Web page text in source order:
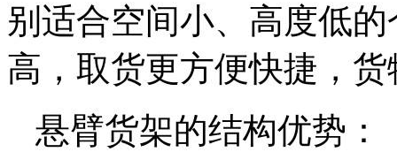
别适合空间小、高度低
高，取货更方便快捷，
悬臂货架的结构优势：